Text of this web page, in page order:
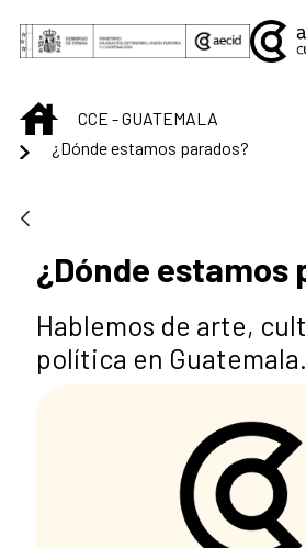
Saltar al contenido principal
INICIOCCE - GUATEMALA
¿Dónde estamos parados?
¿Dónde estamos
Hablemos de arte,
política en Guatemala.